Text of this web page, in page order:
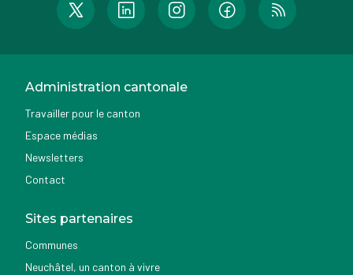
Administration cantonale
Travailler pour le canton
Espace médias
Newsletters
Contact
Sites partenaires
Communes
Neuchâtel, un canton à vivre